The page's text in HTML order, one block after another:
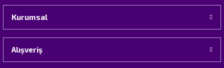
Kurumsal
Alışveriş